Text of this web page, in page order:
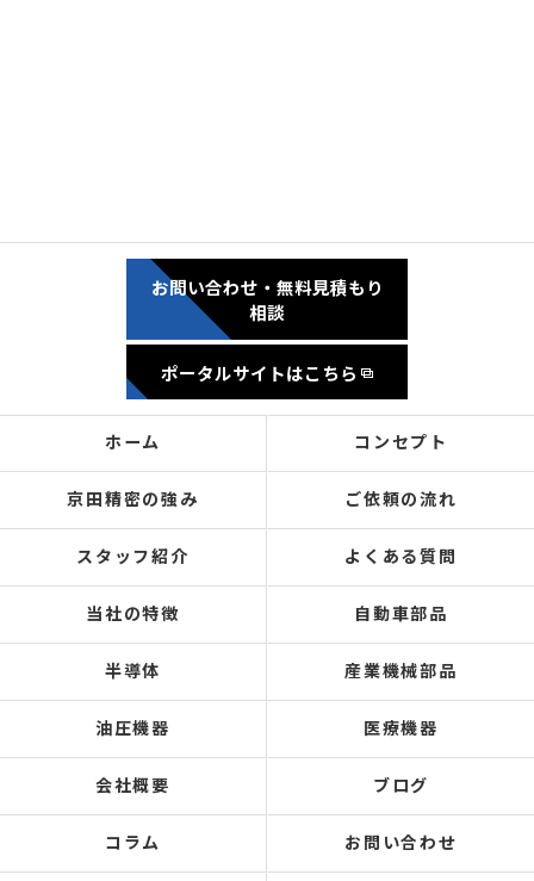
お問い合わせ・無料見積もり
相談
ポータルサイトはこちら
ホーム コンセプト
京田精密の強み ご依頼の流れ
スタッフ紹介 よくある質問
当社の特徴 自動車部品
半導体 産業機械部品
油圧機器 医療機器
会社概要 ブログ
コラム お問い合わせ